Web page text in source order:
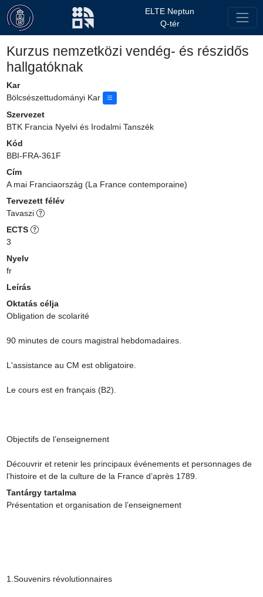
ELTE Neptun
Q-tér
Kurzus nemzetközi vendég- és részidős
hallgatóknak
Kar
Bölcsészettudományi Kar
Szervezet
BTK Francia Nyelvi és Irodalmi Tanszék
Kód
BBI-FRA-361F
Cím
A mai Franciaország (La France contemporaine)
Tervezett félév
Tavaszi
ECTS
3
Nyelv
fr
Leírás
Oktatás célja
Obligation de scolarité
90 minutes de cours magistral hebdomadaires.
L'assistance au CM est obligatoire.
Le cours est en français (B2).
Objectifs de l’enseignement
Découvrir et retenir les principaux événements et personnages de
l’histoire et de la culture de la France d’après 1789.
Tantárgy tartalma
Présentation et organisation de l’enseignement
1.Souvenirs révolutionnaires